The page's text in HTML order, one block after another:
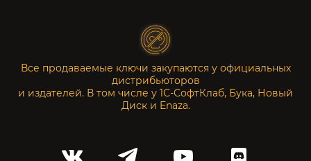
Все продаваемые ключи закупаются у официальных
дистрибьюторов
и издателей. В том числе у 1С-СофтКлаб, Бука, Новый
Диск и Enaza.